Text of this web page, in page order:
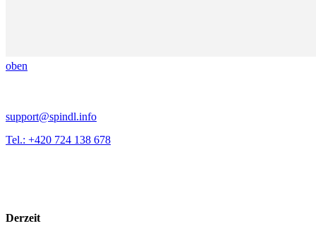
oben
support@spindl.info
Tel.: +420 724 138 678
Derzeit